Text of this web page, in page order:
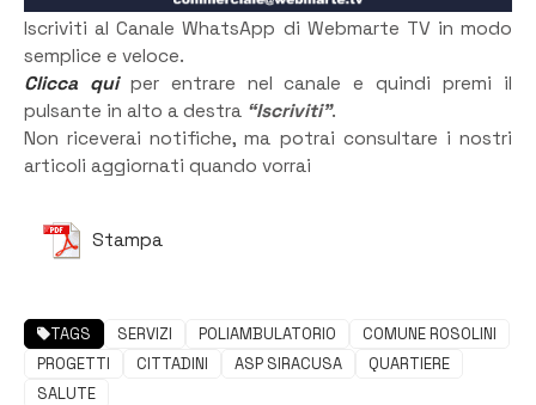
Iscriviti al Canale WhatsApp di Webmarte TV in modo
semplice e veloce.
Clicca quiper entrare nel canale e quindi premi il
pulsante in alto a destra “Iscriviti”.
Non riceverai notifiche, ma potrai consultare i nostri
articoli aggiornati quando vorrai
Stampa
TAGS SERVIZI POLIAMBULATORIO
COMUNE ROSOLINI
PROGETTI
CITTADINI ASP SIRACUSA
QUARTIERE
SALUTE